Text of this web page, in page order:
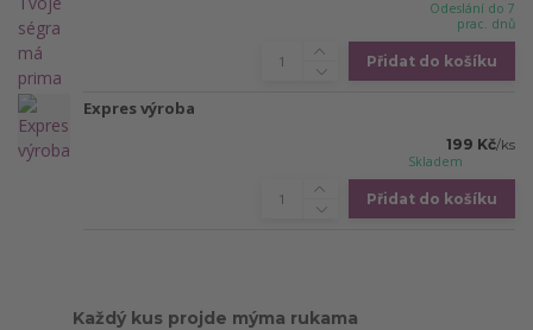
Odeslání do 7
prac. dnů
Přidat do košíku
Expres výroba
199 Kč/ks
Skladem
Přidat do košíku
Každý kus projde mýma rukama